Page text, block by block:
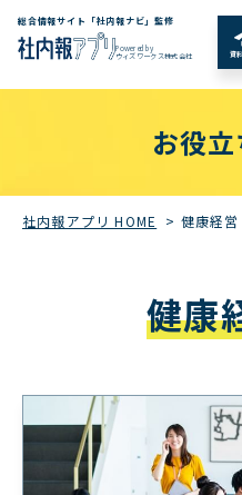
総合情報サイト「社内報ナビ」監修
Powered by
ウィズワークス株式会社
資
お役
社内報アプリ HOME > 健康経営
健康